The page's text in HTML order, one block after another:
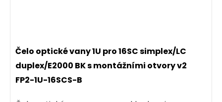
Čelo optické vany 1U pro 16SC simplex/LC
duplex/E2000 BK s montážními otvory v2
FP2-1U-16SCS-B